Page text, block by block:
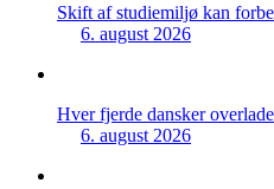
Skift af studiemiljø kan
6. august 2026
Hver fjerde dansker
6. august 2026